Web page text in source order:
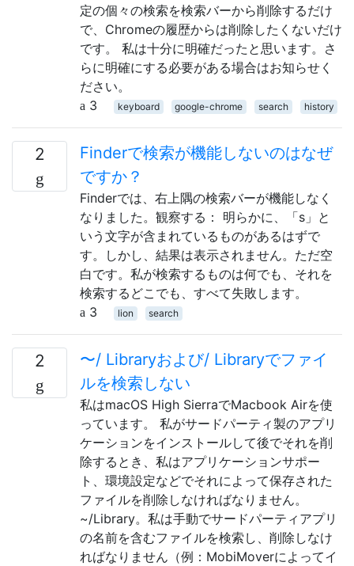
定の個々の検索を検索バーから削除するだけ
で、Chromeの履歴からは削除したくないだけ
です。 私は十分に明確だったと思います。さ
らに明確にする必要がある場合はお知らせく
ださい。
3
keyboard google-chrome search history
2
Finderで検索が機能しないのはなぜ
ですか？
Finderでは、右上隅の検索バーが機能しなく
なりました。観察する： 明らかに、「s」と
いう文字が含まれているものがあるはずで
す。しかし、結果は表示されません。ただ空
白です。私が検索するものは何でも、それを
検索するどこでも、すべて失敗します。
3
lion search
2
〜/ Libraryおよび/ Libraryでファイ
ルを検索しない
私はmacOS High SierraでMacbook Airを使
っています。 私がサードパーティ製のアプリ
ケーションをインストールして後でそれを削
除するとき、私はアプリケーションサポー
ト、環境設定などでそれによって保存された
ファイルを削除しなければなりません。
~/Library。私は手動でサードパーティアプリ
の名前を含むファイルを検索し、削除しなけ
ればなりません（例：MobiMoverによってイ